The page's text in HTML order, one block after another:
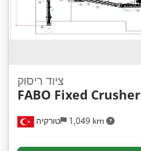
טורקיה 1,049 km
ציוד ריסוק
FABO Fixed Crusher